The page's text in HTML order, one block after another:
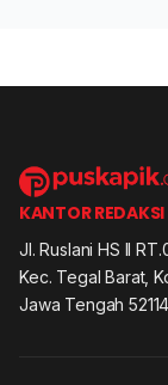
KANTOR REDAKSI
Jl. Ruslani HS II
Kec. Tegal Barat,
Jawa Tengah 52114